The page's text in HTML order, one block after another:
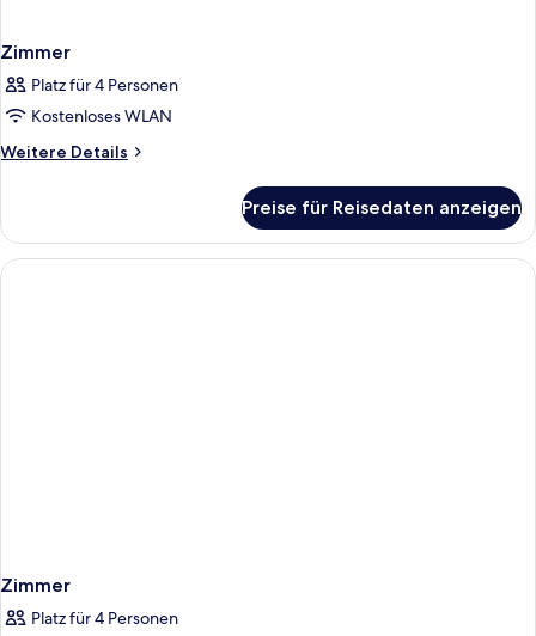
Zimmer
Platz für 4 Personen
Kostenloses WLAN
Weitere Details
Weitere
Preise für Reisedaten anzeigen
Zimmer
Platz für 4 Personen